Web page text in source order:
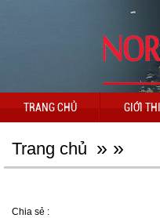
TRANG CHỦ GIỚI
Trang chủ » »
Chia sẻ :